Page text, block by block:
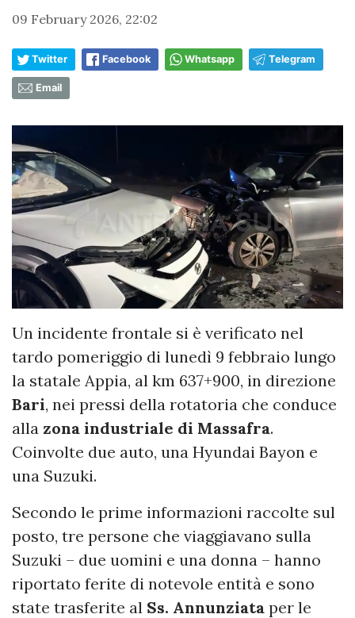
09 February 2026, 22:02
Twitter Facebook Whatsapp Telegram
Email
Un incidente frontale si è verificato nel
tardo pomeriggio di lunedì 9 febbraio lungo
la statale Appia, al km 637+900, in direzione
Bari, nei pressi della rotatoria che conduce
alla zona industriale di Massafra.
Coinvolte due auto, una Hyundai Bayon e
una Suzuki.
Secondo le prime informazioni raccolte sul
posto, tre persone che viaggiavano sulla
Suzuki – due uomini e una donna – hanno
riportato ferite di notevole entità e sono
state trasferite al Ss. Annunziata per le